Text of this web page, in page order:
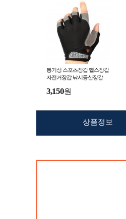
통기성 스포츠장갑 헬스장갑
자전거장갑 낚시등산장갑
3,150원
상품정보